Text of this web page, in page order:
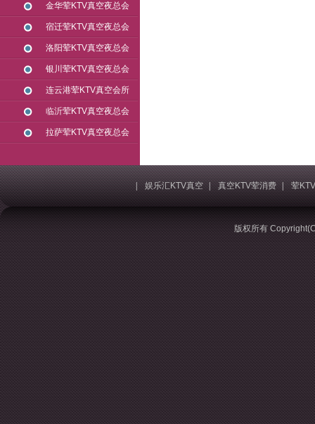
金华荤KTV真空夜总会
宿迁荤KTV真空夜总会
洛阳荤KTV真空夜总会
银川荤KTV真空夜总会
连云港荤KTV真空会所
临沂荤KTV真空夜总会
拉萨荤KTV真空夜总会
| 娱乐汇KTV真空 | 真空KTV荤消费 | 荤
版权所有